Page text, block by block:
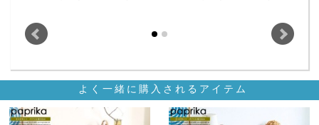
よく一緒に購入されるアイテム